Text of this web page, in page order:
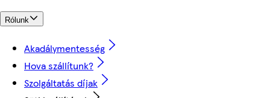
Rólunk
Akadálymentesség
Hova szállítunk?
Szolgáltatás díjak